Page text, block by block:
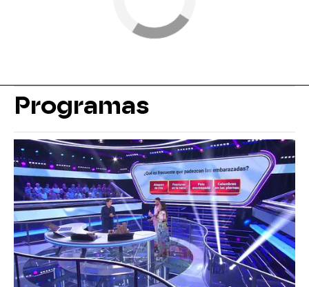
Programas